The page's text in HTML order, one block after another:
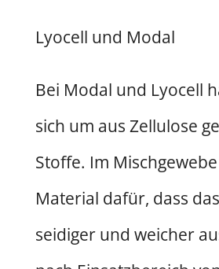
Lyocell und Modal
Bei Modal und Lyocell
sich um aus Zellulose
Stoffe. Im
Material dafür, dass
seidiger und weicher